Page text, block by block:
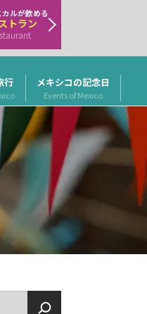
行 メキシコの記念日
Events of Mexico
ルが飲める
トラン